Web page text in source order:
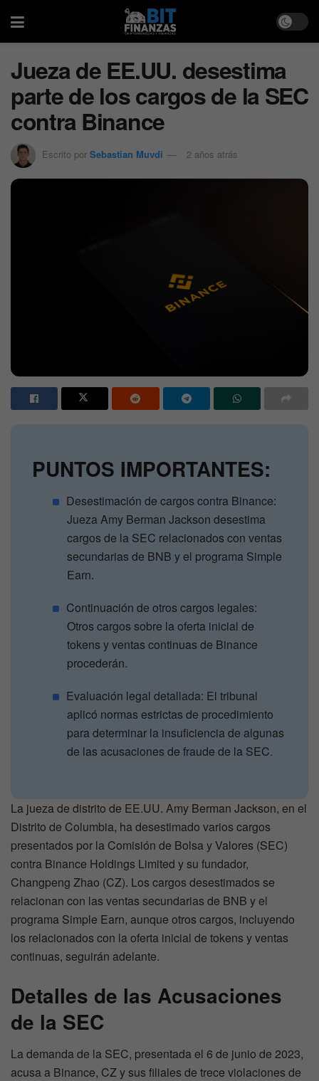
Jueza de EE.UU. desestima
parte de los cargos de la SEC
contra Binance
Escrito por Sebastian Muvdi 2 años atrás
PUNTOS IMPORTANTES:
Desestimación de cargos contra Binance:
Jueza Amy Berman Jackson desestima
cargos de la SEC relacionados con ventas
secundarias de BNB y el programa Simple
Earn.
Continuación de otros cargos legales:
Otros cargos sobre la oferta inicial de
tokens y ventas continuas de Binance
procederán.
Evaluación legal detallada: El tribunal
aplicó normas estrictas de procedimiento
para determinar la insuficiencia de algunas
de las acusaciones de fraude de la SEC.
La jueza de distrito de EE.UU. Amy Berman Jackson, en el
Distrito de Columbia, ha desestimado varios cargos
presentados por la Comisión de Bolsa y Valores (SEC)
contra Binance Holdings Limited y su fundador,
Changpeng Zhao (CZ). Los cargos desestimados se
relacionan con las ventas secundarias de BNB y el
programa Simple Earn, aunque otros cargos, incluyendo
los relacionados con la oferta inicial de tokens y ventas
continuas, seguirán adelante.
Detalles de las Acusaciones
de la SEC
La demanda de la SEC, presentada el 6 de junio de 2023,
acusa a Binance, CZ y sus filiales de trece violaciones de